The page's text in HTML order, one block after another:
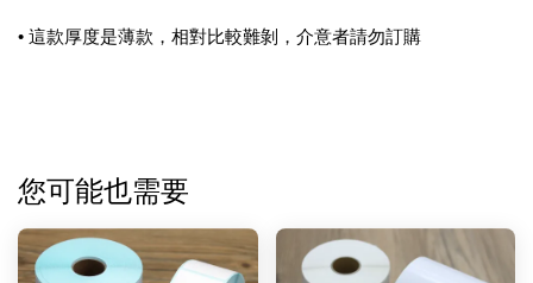
• 這款厚度是薄款，相對比較難剝，介意者請勿訂購
您可能也需要